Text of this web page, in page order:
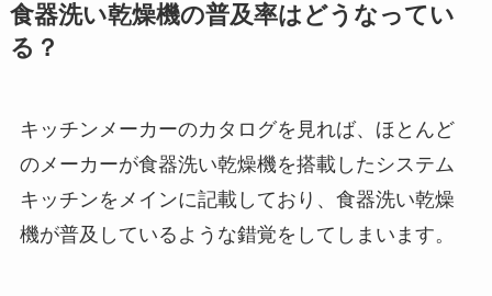
食器洗い乾燥機の普及率はどうなってい
る？
キッチンメーカーのカタログを見れば、ほとんど
のメーカーが食器洗い乾燥機を搭載したシステム
キッチンをメインに記載しており、食器洗い乾燥
機が普及しているような錯覚をしてしまいます。